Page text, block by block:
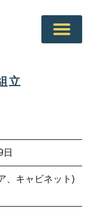
立
、キャビネット)